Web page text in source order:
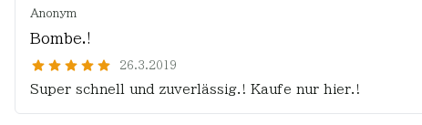
Anonym
Bombe.!
26.3.2019
Super schnell und zuverlässig.! Kaufe nur hier.!